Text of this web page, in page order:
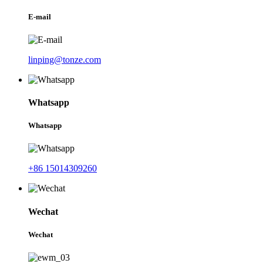
E-mail
linping@tonze.com
Whatsapp
Whatsapp
+86 15014309260
Wechat
Wechat